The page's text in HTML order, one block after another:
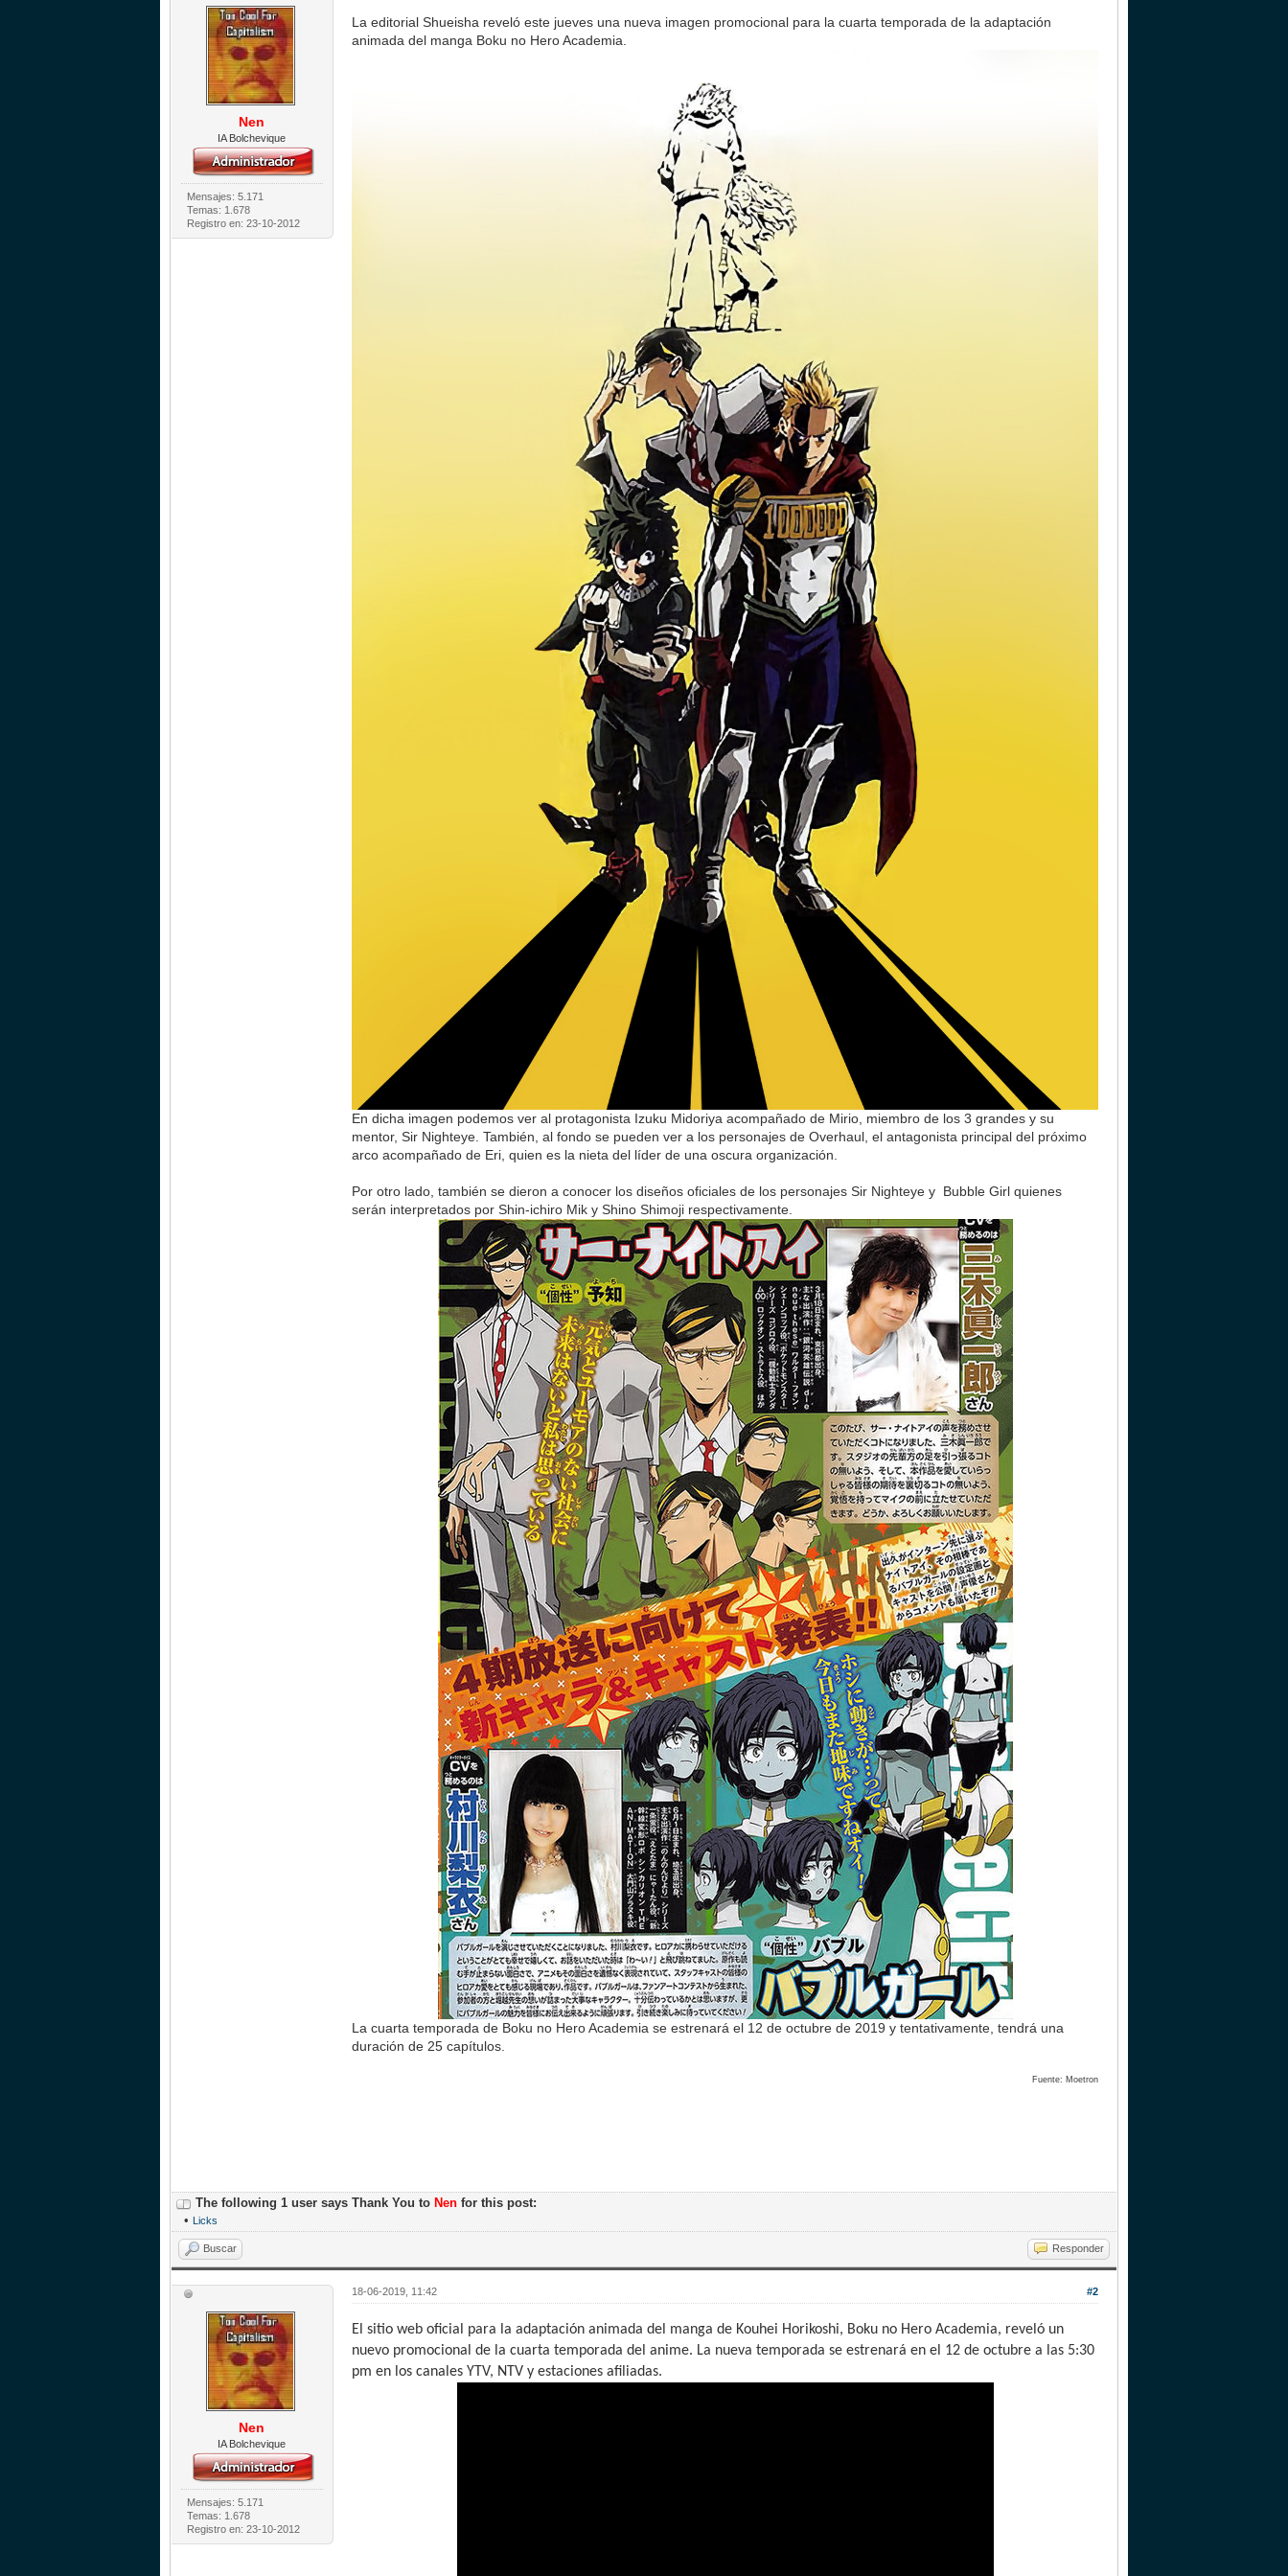
Nen
IA Bolchevique
Mensajes: 5.171
Temas: 1.678
Registro en: 23-10-2012
La editorial Shueisha reveló este jueves una nueva imagen promocional para la cuarta temporada de la adaptación
animada del manga Boku no Hero Academia.
En dicha imagen podemos ver al protagonista Izuku Midoriya acompañado de Mirio, miembro de los 3 grandes y su
mentor, Sir Nighteye. También, al fondo se pueden ver a los personajes de Overhaul, el antagonista principal del próximo
arco acompañado de Eri, quien es la nieta del líder de una oscura organización.
Por otro lado, también se dieron a conocer los diseños oficiales de los personajes Sir Nighteye y Bubble Girl quienes
serán interpretados por Shin-ichiro Mik y Shino Shimoji respectivamente.
La cuarta temporada de Boku no Hero Academia se estrenará el 12 de octubre de 2019 y tentativamente, tendrá una
duración de 25 capítulos.
Fuente: Moetron
The following 1 user says Thank You to Nen for this post:
•
Licks
Buscar Responder
Nen
IA Bolchevique
Mensajes: 5.171
Temas: 1.678
Registro en: 23-10-2012
#2
18-06-2019, 11:42
El sitio web oficial para la adaptación animada del manga de Kouhei Horikoshi, Boku no Hero Academia, reveló un
nuevo promocional de la cuarta temporada del anime. La nueva temporada se estrenará en el 12 de octubre a las 5:30
pm en los canales YTV, NTV y estaciones afiliadas.